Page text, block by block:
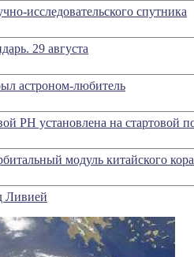
исследовательского спутника
29 августа
астроном-любитель
РН установлена на стартовой
модуль китайского
Ливией